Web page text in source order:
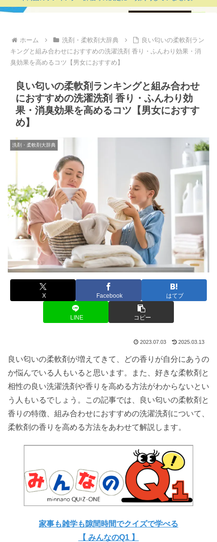
ホーム 洗剤・柔軟剤大辞典
良い匂いの柔軟剤ラン
キングと組み合わせにおすすめの洗濯洗剤 香り・ふんわり効果・消
臭効果を高めるコツ【男女におすすめ】
良い匂いの柔軟剤ランキングと組み合わせ
におすすめの洗濯洗剤 香り・ふんわり効
果・消臭効果を高めるコツ【男女におすす
め】
洗剤・柔軟剤大辞典
X Facebook はてブ
LINE コピー
2023.07.03 2025.03.13
良い匂いの柔軟剤が増えてきて、どの香りが自分にあうの
か悩んでいる人もいると思います。また、好きな柔軟剤と
相性の良い洗濯洗剤や香りを高める方法がわからないとい
う人もいるでしょう。この記事では、良い匂いの柔軟剤と
香りの特徴、組み合わせにおすすめの洗濯洗剤について、
柔軟剤の香りを高める方法をあわせて解説します。
家事も雑学も隙間時間でクイズで学べる
【 みんなのQ1 】